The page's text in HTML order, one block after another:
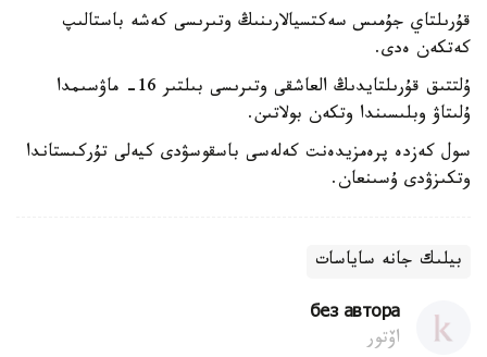
قۇرىلتاي جۇمىس سەكتسيالارىنىڭ وتىرىسى كەشە باستالىپ
كەتكەن ەدى.
ۇلتتىق قۇرىلتايدىڭ العاشقى وتىرىسى بىلتىر 16- ماۋسىمدا
ۇلىتاۋ وبلىسىندا وتكەن بولاتىن.
سول كەزدە پرەمزيدەنت كەلەسى باسقوسۋدى كيەلى تۇركىستاندا
وتكىزۋدى ۇسىنعان.
بيلىك جانە ساياسات
без автора
اۆتور